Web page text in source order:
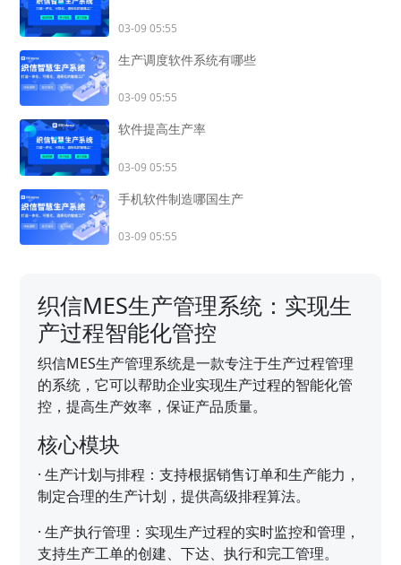
03-09 05:55
生产调度软件系统有哪些
03-09 05:55
软件提高生产率
03-09 05:55
手机软件制造哪国生产
03-09 05:55
织信MES生产管理系统：实现生
产过程智能化管控
织信MES生产管理系统是一款专注于生产过程管理
的系统，它可以帮助企业实现生产过程的智能化管
控，提高生产效率，保证产品质量。
核心模块
·生产计划与排程：支持根据销售订单和生产能力，
制定合理的生产计划，提供高级排程算法。
·生产执行管理：实现生产过程的实时监控和管理，
支持生产工单的创建、下达、执行和完工管理。